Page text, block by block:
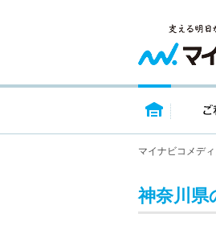
トップペ
マイナビコメデ
神奈川県